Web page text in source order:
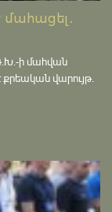
ի մահվան
վարույթ․